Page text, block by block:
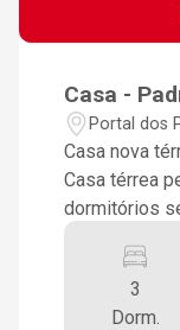
Casa -
Portal dos
Casa nova
Casa térrea
dormitórios
cozinha,
gourmet, 02
3
Dorm.